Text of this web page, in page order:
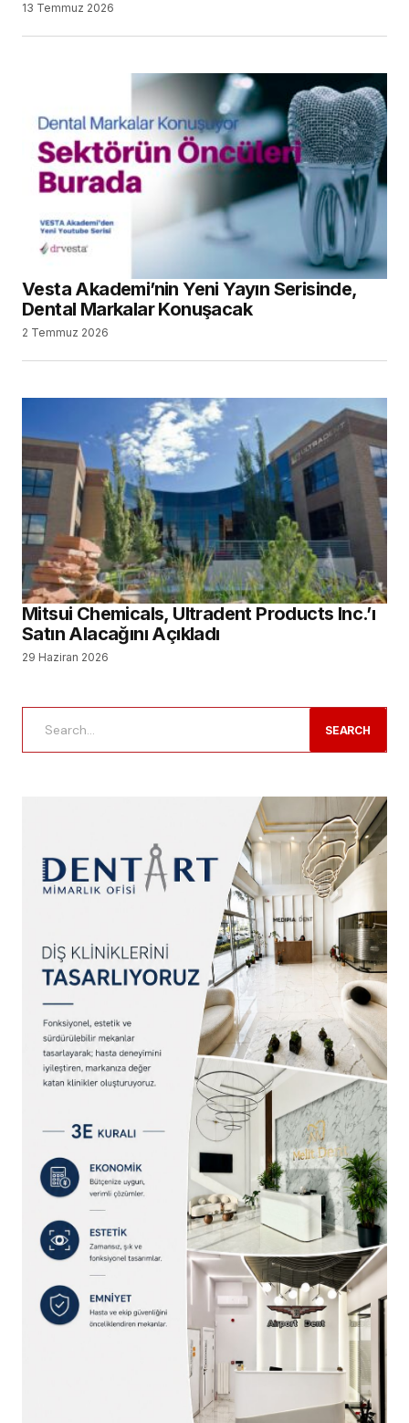
13 Temmuz 2026
Vesta Akademi’nin Yeni Yayın Serisinde,
Dental Markalar Konuşacak
2 Temmuz 2026
Mitsui Chemicals, Ultradent Products Inc.’ı
Satın Alacağını Açıkladı
29 Haziran 2026
SEARCH